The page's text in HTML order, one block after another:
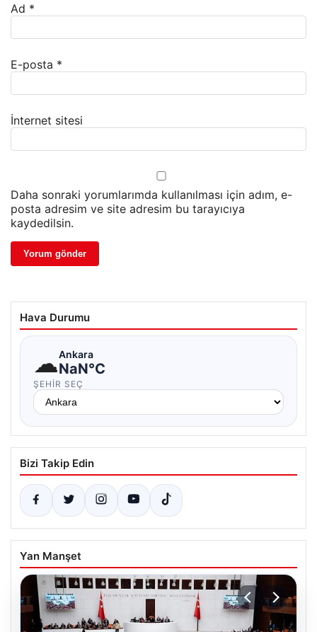
Ad *
E-posta *
İnternet sitesi
Daha sonraki yorumlarımda kullanılması için adım, e-
posta adresim ve site adresim bu tarayıcıya
kaydedilsin.
Hava Durumu
☁Ankara
NaN°C
ŞEHIR SEÇ
Bizi Takip Edin
Yan Manşet